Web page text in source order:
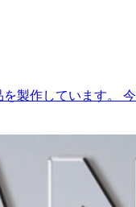
作しています。